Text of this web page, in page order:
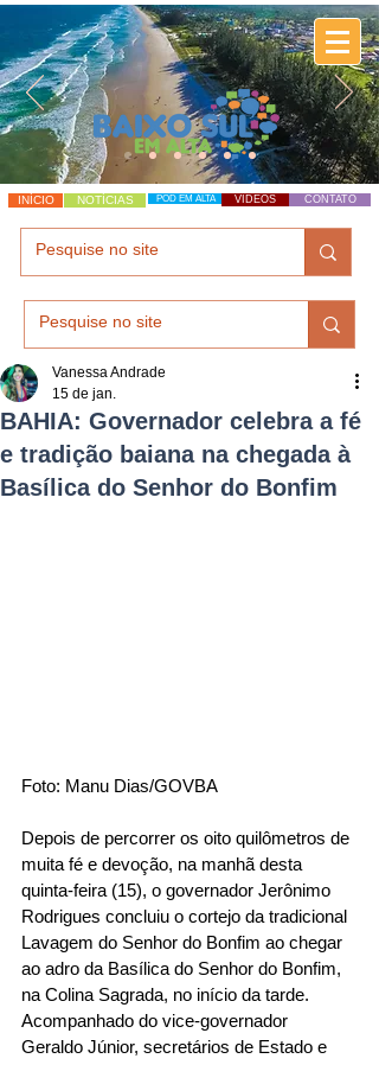
INÍCIO NOTÍCIAS POD EM ALTA VÍDEOS CONTATO
BAHIA: Governador celebra a fé
e tradição baiana na chegada à
Basílica do Senhor do Bonfim
Vanessa Andrade
15 de jan.
Foto: Manu Dias/GOVBA
Depois de percorrer os oito quilômetros de
muita fé e devoção, na manhã desta
quinta-feira (15), o governador Jerônimo
Rodrigues concluiu o cortejo da tradicional
Lavagem do Senhor do Bonfim ao chegar
ao adro da Basílica do Senhor do Bonfim,
na Colina Sagrada, no início da tarde.
Acompanhado do vice-governador
Geraldo Júnior, secretários de Estado e